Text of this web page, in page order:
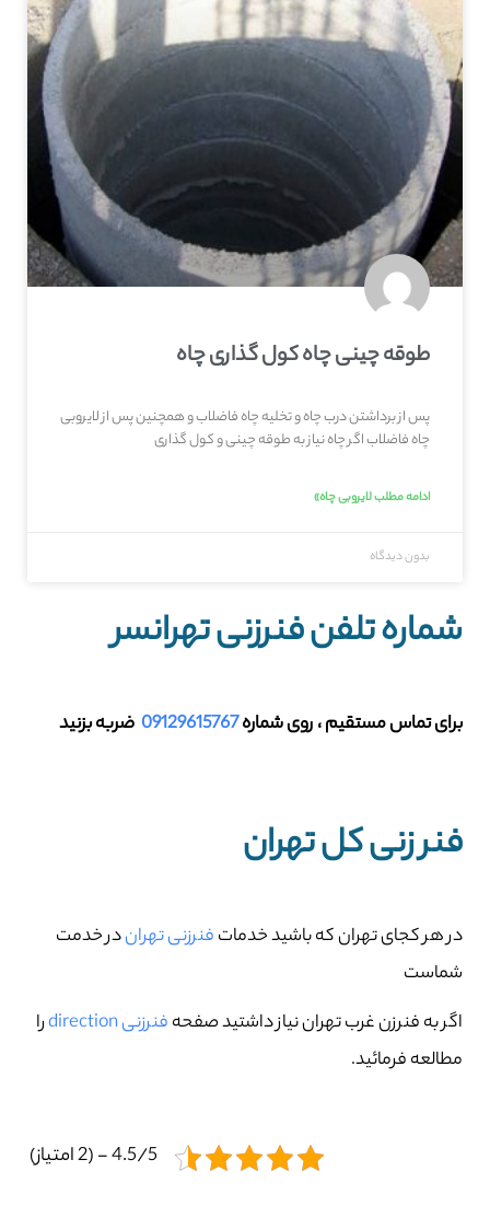
طوقه چینی چاه کول گذاری چاه
پس از برداشتن درب چاه و تخلیه چاه فاضلاب و همچنین پس از لایروبی
چاه فاضلاب اگر چاه نیاز به طوقه چینی و کول گذاری
ادامه مطلب لایروبی چاه»
بدون دیدگاه
شماره تلفن فنرزنی تهرانسر
برای تماس مستقیم ، روی شماره09129615767 ضربه بزنید
فنر زنی کل تهران
در هر کجای تهران که باشید خدماتفنرزنی تهراندر خدمت
شماست
اگر به فنرزن غرب تهران نیاز داشتید صفحهفنرزنی direction
را
مطالعه فرمائید.
4.5/5 - (2 امتیاز)